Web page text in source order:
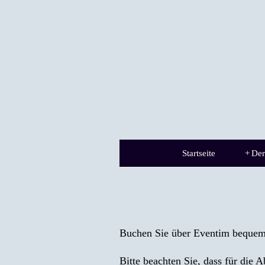
Startseite +
Buchen Sie über Eventim
Bitte beachten Sie, dass für die